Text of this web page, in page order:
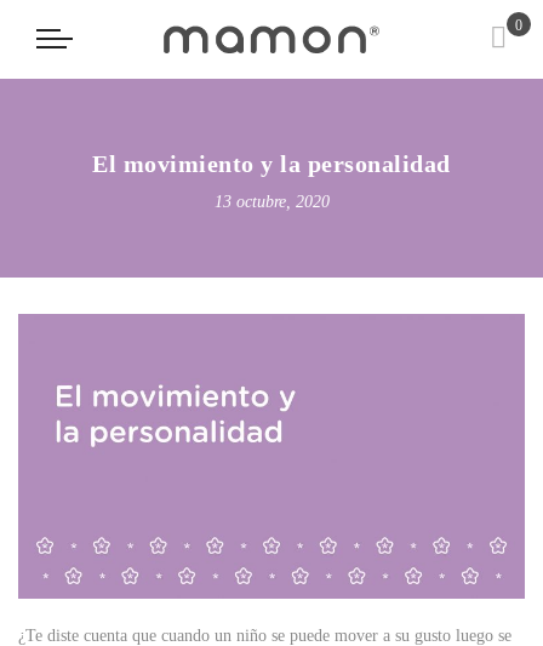
0
El movimiento y la personalidad
13 octubre, 2020
¿Te diste cuenta que cuando un niño se puede mover a su gusto luego se